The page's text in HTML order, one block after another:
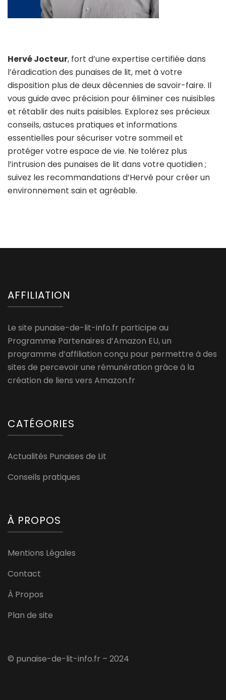
Hervé Jocteur, fort d’une expertise certifiée dans
l’éradication des punaises de lit, met à votre
disposition plus de deux décennies de savoir-faire. Il
vous guide avec précision pour éliminer ces nuisibles
et rétablir des nuits paisibles. Explorez ses précieux
conseils, astuces pratiques et informations
essentielles pour sécuriser votre sommeil et
protéger votre espace de vie. Ne tolérez plus
l’intrusion des punaises de lit dans votre quotidien ;
suivez les recommandations d’Hervé pour créer un
environnement sain et agréable.
AFFILIATION
Le site punaise-de-lit-info.fr participe au
Programme Partenaires d’Amazon EU, un
programme d’affiliation conçu pour permettre à des
sites de percevoir une rémunération grâce à la
création de liens vers Amazon.fr
CATÉGORIES
Actualités Punaises de Lit
Conseils pratiques
À PROPOS
Mentions Légales
Contact
À Propos
Plan de site
© punaise-de-lit-info.fr – 2024